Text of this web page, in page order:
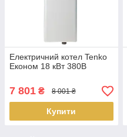
Електричний котел Tenko
Економ 18 кВт 380В
7 801 ₴ 8 001 ₴
Купити